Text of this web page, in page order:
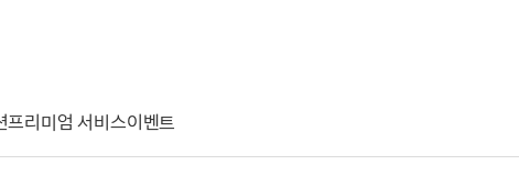
프리미엄 서비스이벤트